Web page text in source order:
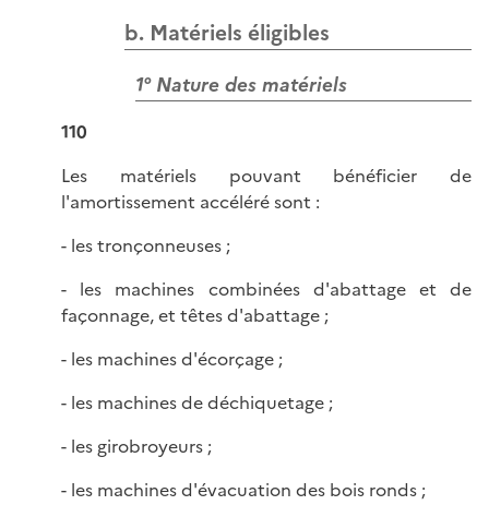
b. Matériels éligibles
1° Nature des matériels
110
Les matériels pouvant bénéficier de
l'amortissement accéléré sont :
- les tronçonneuses ;
- les machines combinées d'abattage et de
façonnage, et têtes d'abattage ;
- les machines d'écorçage ;
- les machines de déchiquetage ;
- les girobroyeurs ;
- les machines d'évacuation des bois ronds ;